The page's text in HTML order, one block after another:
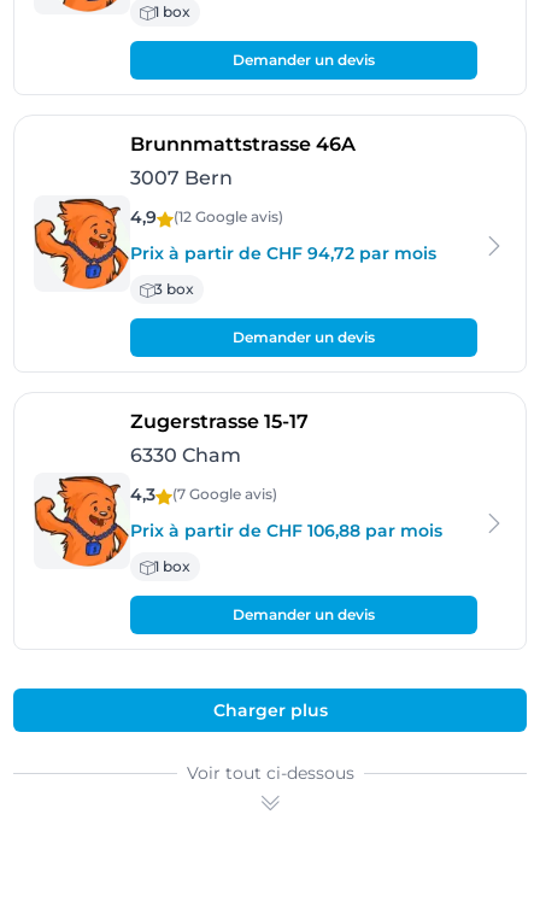
1 box
Demander un devis
Brunnmattstrasse 46A- Bern
3007 Bern
4,9 (12 Googleavis)
Prix à partir de CHF 94,72 par mois
3 box
Demander un devis
Zugerstrasse 15-17- Cham
6330 Cham
4,3 (7 Googleavis)
Prix à partir de CHF 106,88 par mois
1 box
Demander un devis
Charger plus
Voir tout ci-dessous